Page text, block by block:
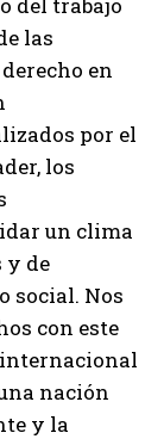
las
en
por el
los
un clima
y de
social. Nos
con este
nación
y la